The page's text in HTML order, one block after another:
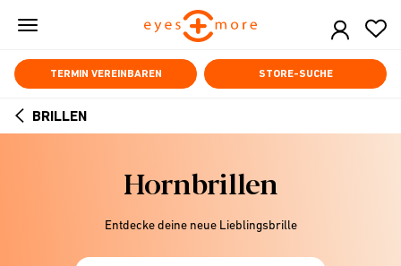
Skip
content
TERMIN VEREINBAREN STORE-SUCHE
ARROW
BRILLEN
Hornbrillen
Entdecke deine neue Lieblingsbrille